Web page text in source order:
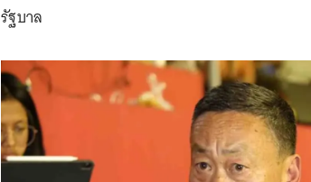
รัฐบาล